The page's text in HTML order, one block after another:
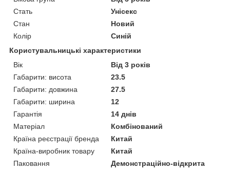
Стать
Унісекс
Стан
Новий
Колір
Синій
Користувальницькі характеристики
Вік
Від 3 років
Габарити: висота
23.5
Габарити: довжина
27.5
Габарити: ширина
12
Гарантія
14 днів
Матеріал
Комбінований
Країна реєстрації бренда
Китай
Країна-виробник товару
Китай
Паковання
Демонстраційно-відкрита